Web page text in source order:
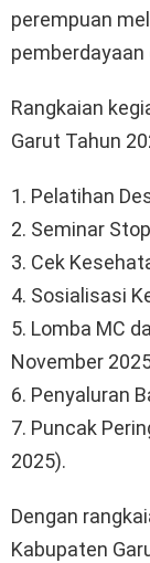
perempuan
Rangkaian
Garut Tahun
1. Pelatihan
2. Seminar
3. Cek
4. Sosialisasi
5. Lomba MC
November
6. Penyaluran
7. Puncak
2025).
Dengan
Kabupaten